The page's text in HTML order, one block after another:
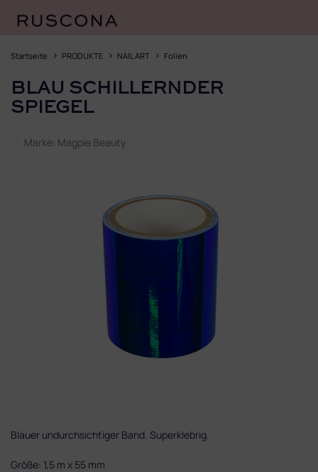
InhaltStartseite PRODUKTE NAIL ART Folien
BLAU SCHILLERNDER
SPIEGEL
Marke: Magpie Beauty
Blauer undurchsichtiger Band. Superklebrig.
Größe: 1,5 m x 55 mm